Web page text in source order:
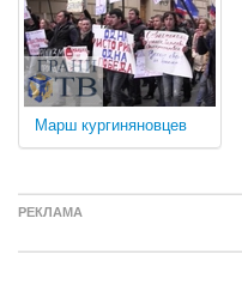
Марш кургиняновцев
РЕКЛАМА